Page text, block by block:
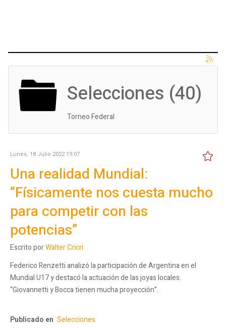
Selecciones (40)
Torneo Federal
Lunes, 18 Julio 2022 19:07
Una realidad Mundial:
“Físicamente nos cuesta mucho
para competir con las
potencias”
Escrito porWalter Cricri
Federico Renzetti analizó la participación de Argentina en el
Mundial U17 y destacó la actuación de las joyas locales.
“Giovannetti y Bocca tienen mucha proyección”.
Publicado en Selecciones